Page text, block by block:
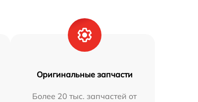
Оригинальные запчасти
Более 20 тыс. запчастей от